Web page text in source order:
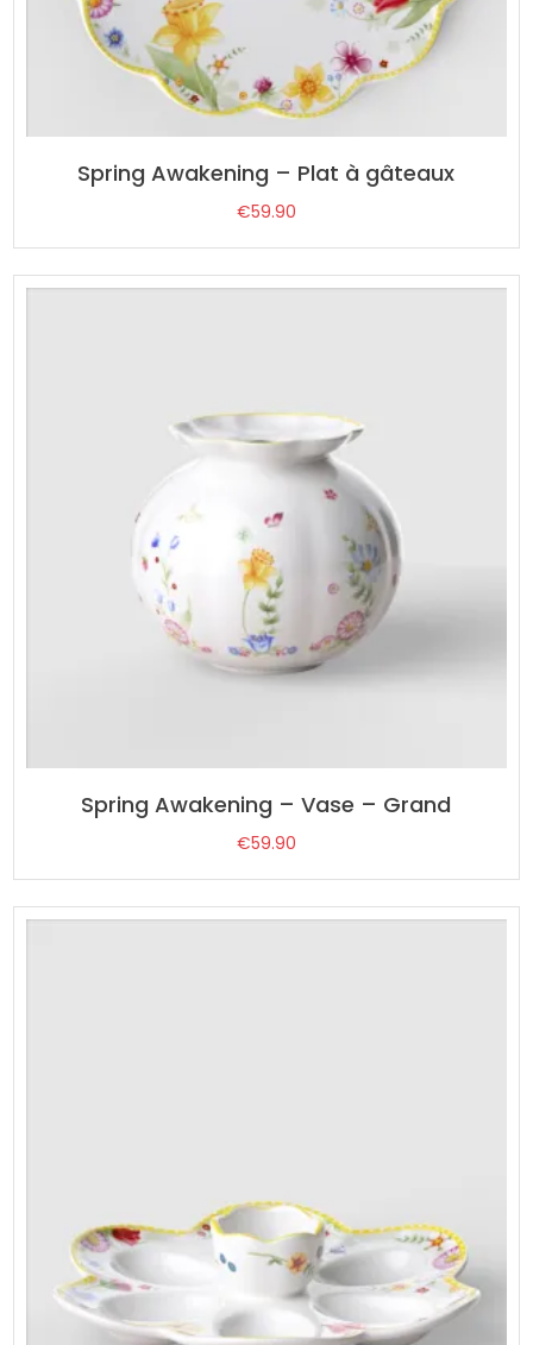
Spring Awakening – Plat à gâteaux
€59.90
Spring Awakening – Vase – Grand
€59.90